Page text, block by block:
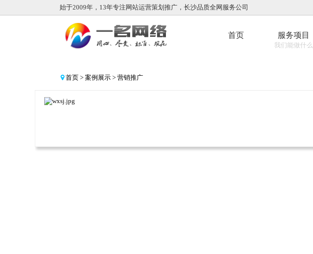
始于2009年，13年专注网站运营策划推广，长沙品质全网服务公司
首页 服务项目
我们能做什么
首页 > 案例展示 > 营销推广